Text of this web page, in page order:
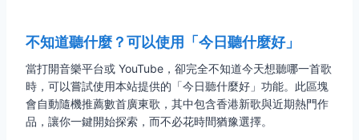
不知道聽什麼？可以使用「今日聽什麼好」
當打開音樂平台或 YouTube，卻完全不知道今天想聽哪一首歌
時，可以嘗試使用本站提供的「今日聽什麼好」功能。此區塊
會自動隨機推薦數首廣東歌，其中包含香港新歌與近期熱門作
品，讓你一鍵開始探索，而不必花時間猶豫選擇。